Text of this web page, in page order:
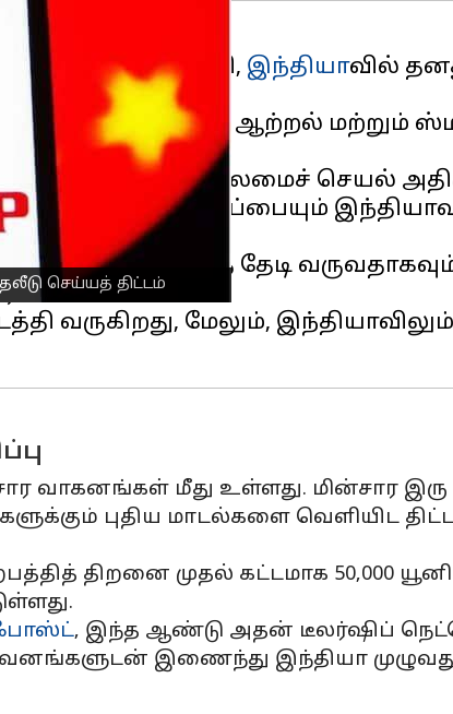
செய்யத் திட்டம்
ஜேஎஸ்சி, இந்தியாவில்
பசுமை ஆற்றல் மற்றும்
ஏசியாவின் தலைமைச் செயல்
சுற்றுச்சூழல் அமைப்பையும்
மேல் நிலங்களைத் தேடி
வருகிறது, மேலும்,
வாகனங்கள் மீது உள்ளது. மின்சார
புதிய மாடல்களை வெளியிட
திறனை முதல் கட்டமாக 50,000
, இந்த ஆண்டு அதன் டீலர்ஷிப்
இணைந்து இந்தியா